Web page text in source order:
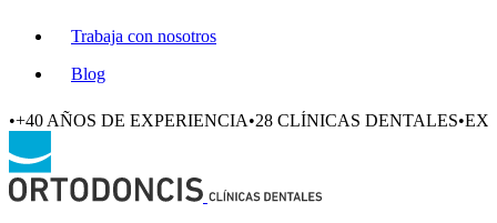
Trabaja con nosotros
Blog
•+40 AÑOS DE EXPERIENCIA•28 CLÍNICAS DENTALES•